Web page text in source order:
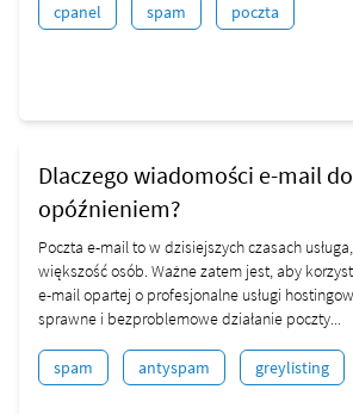
cpanel spam poczta
Dlaczego wiadomości e-mail
opóźnieniem?
Poczta e-mail to w dzisiejszych czasach
większość osób. Ważne zatem jest, aby
e-mail opartej o profesjonalne usługi
sprawne i bezproblemowe działanie poczty...
spam antyspam greylisting